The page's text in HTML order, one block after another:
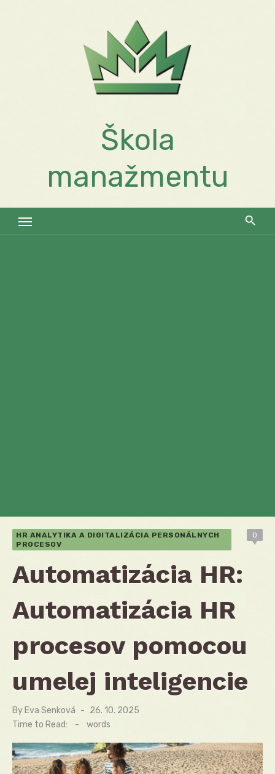
Škola
manažmentu
HR ANALYTIKA A DIGITALIZÁCIA PERSONÁLNYCH
PROCESOV
0
Automatizácia HR:
Automatizácia HR
procesov pomocou
umelej inteligencie
By Eva Senková
Posted
on
26. 10. 2025
Time to Read:
- words